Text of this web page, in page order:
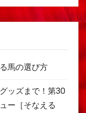
馬の選び方
ッズまで！第30
ー［そなえる